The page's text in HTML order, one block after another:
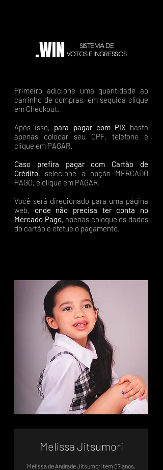
.WIN
SISTEMA DE
VOTOS E INGRESSOS
Primeiro adicione uma quantidade ao
carrinho de compras, em seguida clique
em Checkout.
Após isso, para pagar com PIX basta
apenas colocar seu CPF, telefone e
clique em PAGAR.
Caso prefira pagar com Cartão de
Crédito, selecione a opção MERCADO
PAGO, e clique em PAGAR.
Você será direcionado para uma página
web, onde não precisa ter conta no
Mercado Pago, apenas coloque os dados
do cartão e efetue o pagamento.
Melissa Jitsumori
Melissa de Andrade Jitsumori tem 07 anos,